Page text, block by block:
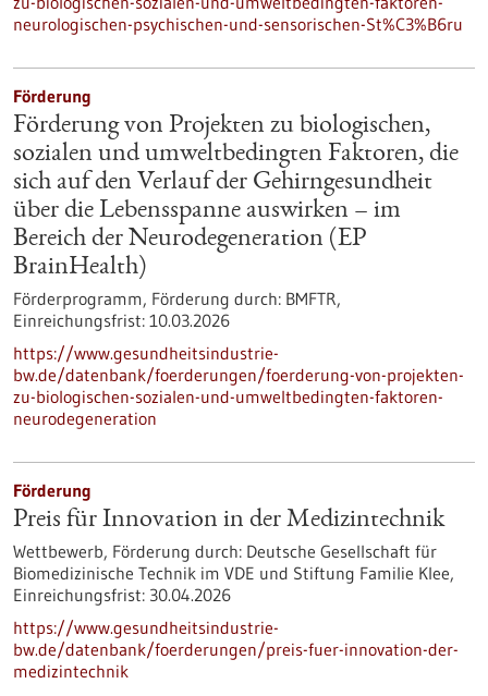
neurologischen-psychischen-und-sensorischen-St%C3%B6ru
Förderung
Förderung von Projekten zu biologischen,
sozialen und umweltbedingten Faktoren, die
sich auf den Verlauf der Gehirngesundheit
über die Lebensspanne auswirken – im
Bereich der Neurodegeneration (EP
BrainHealth)
Förderprogramm, Förderung durch: BMFTR,
Einreichungsfrist: 10.03.2026
https://www.gesundheitsindustrie-
bw.de/datenbank/foerderungen/foerderung-von-projekten-
zu-biologischen-sozialen-und-umweltbedingten-faktoren-
neurodegeneration
Förderung
Preis für Innovation in der Medizintechnik
Wettbewerb, Förderung durch: Deutsche Gesellschaft für
Biomedizinische Technik im VDE und Stiftung Familie Klee,
Einreichungsfrist: 30.04.2026
https://www.gesundheitsindustrie-
bw.de/datenbank/foerderungen/preis-fuer-innovation-der-
medizintechnik